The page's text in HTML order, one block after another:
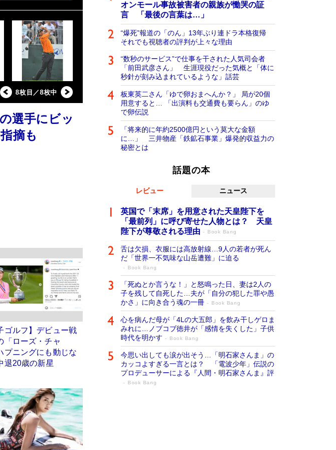
8枚目／8枚中
選手にビッ
摘も
ゴルフ】デビュー戦
「ローズ・チャ
ニングにも動じな
退20歳の新星
オンモール事故被害者の親族が慟哭の証
言 「最後の言葉は…」
“爆死”報道の「のん」13年ぶり連ドラ本格復帰
それでも視聴者の評判が上々な理由
“数秒のサービス”で仕事を干された人気司会者
「前田武彦さん」 生涯現役だった気概と「体に
秒針が刻み込まれているような」話芸
板東英二さん「ゆで卵おまへんか？」 局が20個
用意すると… 「出演料も交通費も要らん」のゆ
で卵伝説
「将来的に年約2500億円という莫大な金額
に…」 三井物産「鉄鉱石事業」爆発的収益力の
秘密とは
話題の本
レビュー ニュース
英国で「末席」を用意された天皇陛下を
「最前列」に呼び寄せた人物とは？ 天皇
陛下が尊敬される理由
Book Bang
舌は欠損、衣服には高放射線…9人の若者が死ん
だ「世界一不気味な山岳遭難」に迫る
Book Bang
「死ぬとか言うな！」と怒鳴った日、妻は2人の
子を残して自死した…夫が「自分の犯した罪や愚
かさ」に向き合う魂の一冊
Book Bang
心を病んだ母が「4Lの大五郎」を飲み干しゲロま
みれに…ノブコブ徳井が「感情を失くした」子供
時代を明かす
Book Bang
今思い出しても涙が出そう…「明石家さんま」の
カッコよすぎる一言とは？ 「電波少年」伝説の
プロデューサーによる『人間・明石家さんま』評
Book Bang